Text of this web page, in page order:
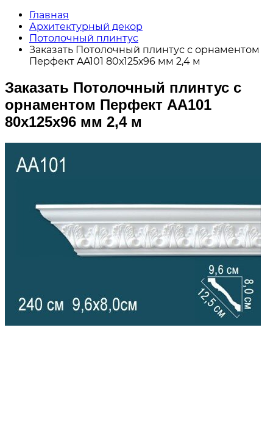
Главная
Архитектурный декор
Потолочный плинтус
Заказать Потолочный плинтус с орнаментом
Перфект AA101 80х125х96 мм 2,4 м
Заказать Потолочный плинтус с
орнаментом Перфект AA101
80х125х96 мм 2,4 м